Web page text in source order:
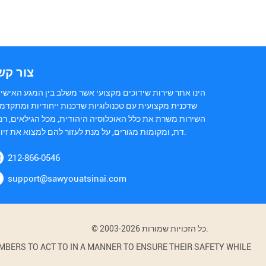
צור
הינו אתר שירות שידוכים מקצועי אשר משלב בין המגע
שדכנית מקצועית עם טכנולוגיות שדכנות ייחודיות
השירות משרת את כלל האוכלוסיה היהודית, מכל הגילאים,
212-866-0546
support@sawyouatsinai.com
TO ACT TO IN A MANNER TO ENSURE THEIR SAFETY WHILE